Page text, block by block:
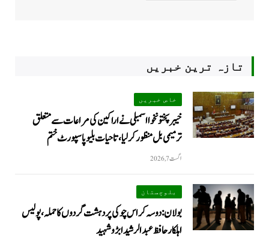
تازہ ترین خبریں
خاص خبریں
خیبرپختونخوا اسمبلی نے اراکین کی مراعات سے متعلق
ترمیمی بل منظور کر لیا، تاحیات بلیو پاسپورٹ ختم
اگست 7, 2026
بلوچستان
بولان: دوسہ کراس چوکی پر دہشت گردوں کا حملہ، پولیس
اہلکار حافظ عبدالرشید ابڑو شہید